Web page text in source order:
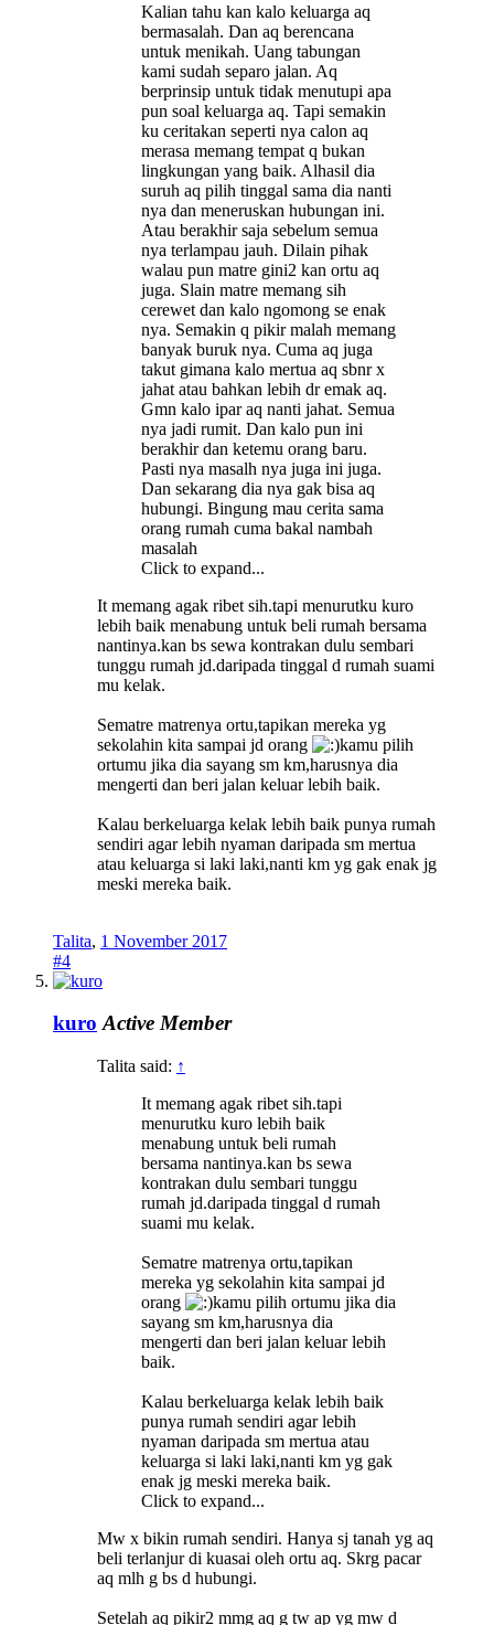
Kalian tahu kan kalo keluarga aq
bermasalah. Dan aq berencana
untuk menikah. Uang tabungan
kami sudah separo jalan. Aq
berprinsip untuk tidak menutupi apa
pun soal keluarga aq. Tapi semakin
ku ceritakan seperti nya calon aq
merasa memang tempat q bukan
lingkungan yang baik. Alhasil dia
suruh aq pilih tinggal sama dia nanti
nya dan meneruskan hubungan ini.
Atau berakhir saja sebelum semua
nya terlampau jauh. Dilain pihak
walau pun matre gini2 kan ortu aq
juga. Slain matre memang sih
cerewet dan kalo ngomong se enak
nya. Semakin q pikir malah memang
banyak buruk nya. Cuma aq juga
takut gimana kalo mertua aq sbnr x
jahat atau bahkan lebih dr emak aq.
Gmn kalo ipar aq nanti jahat. Semua
nya jadi rumit. Dan kalo pun ini
berakhir dan ketemu orang baru.
Pasti nya masalh nya juga ini juga.
Dan sekarang dia nya gak bisa aq
hubungi. Bingung mau cerita sama
orang rumah cuma bakal nambah
masalah
Click to expand...
It memang agak ribet sih.tapi menurutku kuro
lebih baik menabung untuk beli rumah bersama
nantinya.kan bs sewa kontrakan dulu sembari
tunggu rumah jd.daripada tinggal d rumah suami
mu kelak.
Sematre matrenya ortu,tapikan mereka yg
sekolahin kita sampai jd orang
kamu pilih
ortumu jika dia sayang sm km,harusnya dia
mengerti dan beri jalan keluar lebih baik.
Kalau berkeluarga kelak lebih baik punya rumah
sendiri agar lebih nyaman daripada sm mertua
atau keluarga si laki laki,nanti km yg gak enak jg
meski mereka baik.
Talita, 1 November 2017
#4
kuro Active Member
Talita said: ↑
It memang agak ribet sih.tapi
menurutku kuro lebih baik
menabung untuk beli rumah
bersama nantinya.kan bs sewa
kontrakan dulu sembari tunggu
rumah jd.daripada tinggal d rumah
suami mu kelak.
Sematre matrenya ortu,tapikan
mereka yg sekolahin kita sampai jd
orang
kamu pilih ortumu jika dia
sayang sm km,harusnya dia
mengerti dan beri jalan keluar lebih
baik.
Kalau berkeluarga kelak lebih baik
punya rumah sendiri agar lebih
nyaman daripada sm mertua atau
keluarga si laki laki,nanti km yg gak
enak jg meski mereka baik.
Click to expand...
Mw x bikin rumah sendiri. Hanya sj tanah yg aq
beli terlanjur di kuasai oleh ortu aq. Skrg pacar
aq mlh g bs d hubungi.
Setelah aq pikir2 mmg aq g tw ap yg mw d